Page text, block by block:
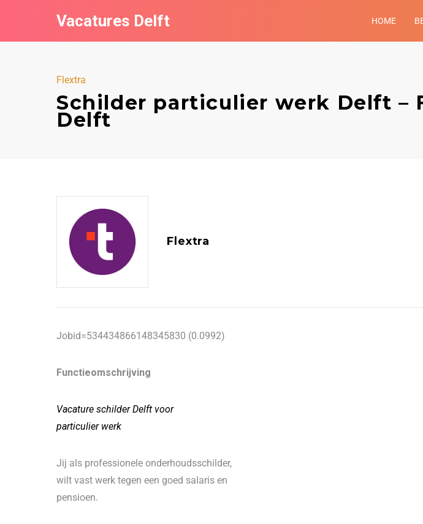
Vacatures Delft HOME
Flextra
Schilder particulier werk Delft –
Delft
Flextra
Jobid=534434866148345830 (0.0992)
Functieomschrijving
Vacature schilder Delft voor
particulier werk
Jij als professionele onderhoudsschilder,
wilt vast werk tegen een goed salaris en
pensioen.